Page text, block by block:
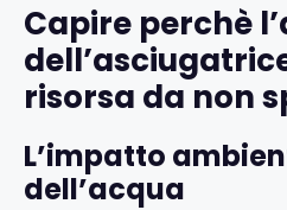
Capire perchè
risorsa da non
L’impatto
dell’acqua